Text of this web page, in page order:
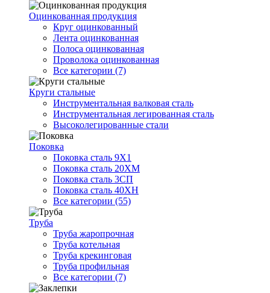
Оцинкованная продукция
Круг оцинкованный
Лента оцинкованная
Полоса оцинкованная
Проволока оцинкованная
Все категории (7)
Круги стальные
Инструментальная валковая сталь
Инструментальная легированная сталь
Высоколегированные стали
Поковка
Поковка сталь 9Х1
Поковка сталь 20ХМ
Поковка сталь 3СП
Поковка сталь 40ХН
Все категории (55)
Труба
Труба жаропрочная
Труба котельная
Труба крекинговая
Труба профильная
Все категории (7)